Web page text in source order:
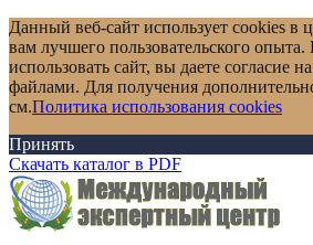
Данный веб-сайт использует cookies в
вам лучшего пользовательского
использовать сайт, вы даете согласие
файлами. Для получения
см.Политика использования cookies
Принять
Скачать каталог в PDF